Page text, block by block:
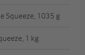
Squeeze, 1035 g
1 kg